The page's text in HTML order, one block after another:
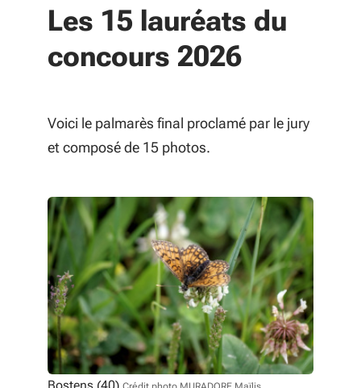
Les 15 lauréats du
concours 2026
Voici le palmarès final proclamé par le jury
et composé de 15 photos.